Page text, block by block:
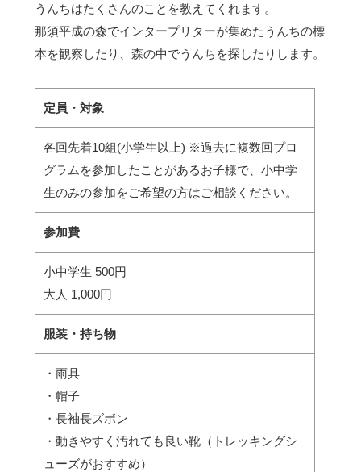
うんちはたくさんのことを教えてくれます。
那須平成の森でインタープリターが集めたうんちの標
本を観察したり、森の中でうんちを探したりします。
定員・対象
各回先着10組(小学生以上) ※過去に複数回プロ
グラムを参加したことがあるお子様で、小中学
生のみの参加をご希望の方はご相談ください。
参加費
小中学生 500円
大人 1,000円
服装・持ち物
・雨具
・帽子
・長袖長ズボン
・動きやすく汚れても良い靴（トレッキングシ
ューズがおすすめ）